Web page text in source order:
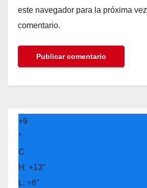
este navegador para la próxima
comentario.
+9
°
C
H: +13°
L: +8°